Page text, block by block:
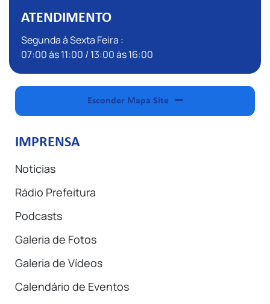
ATENDIMENTO
Segunda à Sexta Feira :
07:00 às 11:00 / 13:00 às 16:00
Esconder Mapa Site
IMPRENSA
Notícias
Rádio Prefeitura
Podcasts
Galeria de Fotos
Galeria de Vídeos
Calendário de Eventos